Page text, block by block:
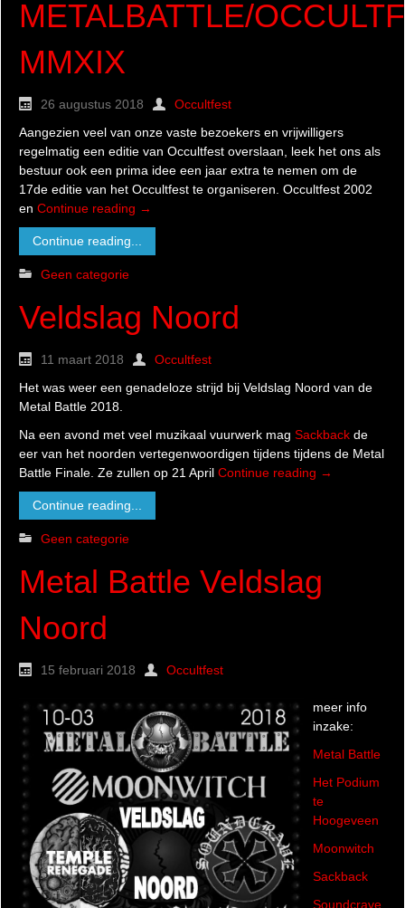
METALBATTLE/
MMXIX
26 augustus 2018
Occultfest
Aangezien veel van onze vaste bezoekers en vrijwilligers
regelmatig een editie van Occultfest overslaan, leek het ons als
bestuur ook een prima idee een jaar extra te nemen om de
17de editie van het Occultfest te organiseren. Occultfest 2002
en Continue reading →
Continue reading...
Geen categorie
Veldslag Noord
11 maart 2018
Occultfest
Het was weer een genadeloze strijd bij Veldslag Noord van de
Metal Battle 2018.
Na een avond met veel muzikaal vuurwerk mag Sackback de
eer van het noorden vertegenwoordigen tijdens tijdens de Metal
Battle Finale. Ze zullen op 21 April Continue reading →
Continue reading...
Geen categorie
Metal Battle Veldslag
Noord
15 februari 2018 Occultfest
meer info
inzake:
Metal Battle
Het Podium
te
Hoogeveen
Moonwitch
Sackback
Soundcrave